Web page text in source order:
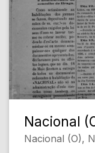
Nacional
Nacional (O),